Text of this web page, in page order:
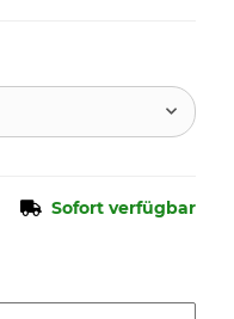
Sofort verfügbar